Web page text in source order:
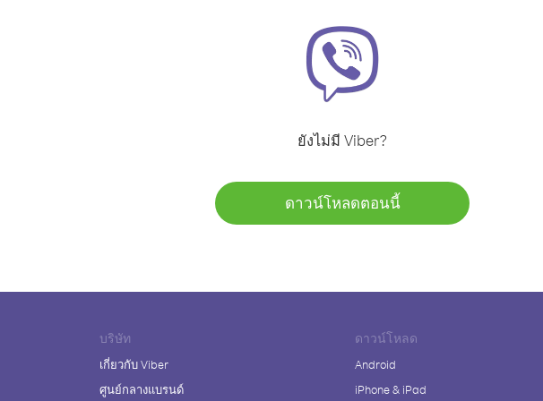
ยังไม่มี Viber?
ดาวน์โหลดตอนนี้
บริษัท
เกี่ยวกับ Viber
ศูนย์กลางแบรนด์
ดาวน์โหลด
Android
iPhone & iPad